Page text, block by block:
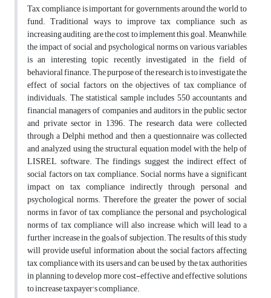
Tax compliance is important for governments around the world to
fund. Traditional ways to improve tax compliance, such as
increasing auditing, are the cost to implement this goal. Meanwhile,
the impact of social and psychological norms on various variables
is an interesting topic recently investigated in the field of
behavioral finance. The purpose of the research is to investigate the
effect of social factors on the objectives of tax compliance of
individuals. The statistical sample includes 550 accountants and
financial managers of companies and auditors in the public sector
and private sector in 1396. The research data were collected
through a Delphi method and then a questionnaire was collected
and analyzed using the structural equation model with the help of
LISREL software. The findings suggest the indirect effect of
social factors on tax compliance. Social norms have a significant
impact on tax compliance indirectly through personal and
psychological norms. Therefore, the greater the power of social
norms in favor of tax compliance, the personal and psychological
norms of tax compliance will also increase, which will lead to a
further increase in the goals of subjection. The results of this study
will provide useful information about the social factors affecting
tax compliance with its users and can be used by the tax authorities
in planning to develop more cost-effective and effective solutions
to increase taxpayer's compliance.